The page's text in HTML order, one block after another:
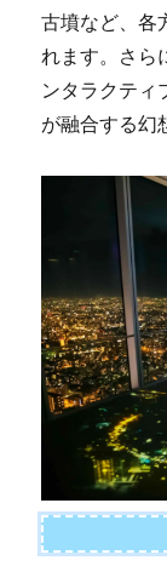
古墳など、各
れます。さら
ンタラクティ
が融合する幻